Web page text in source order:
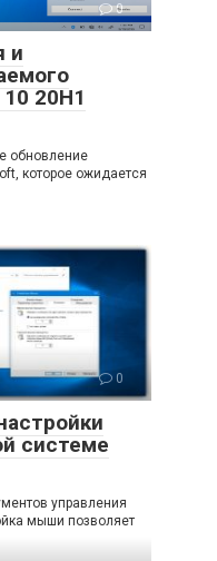
0
и
20H1
обновление
которое ожидается
0
системе
управления
мыши позволяет